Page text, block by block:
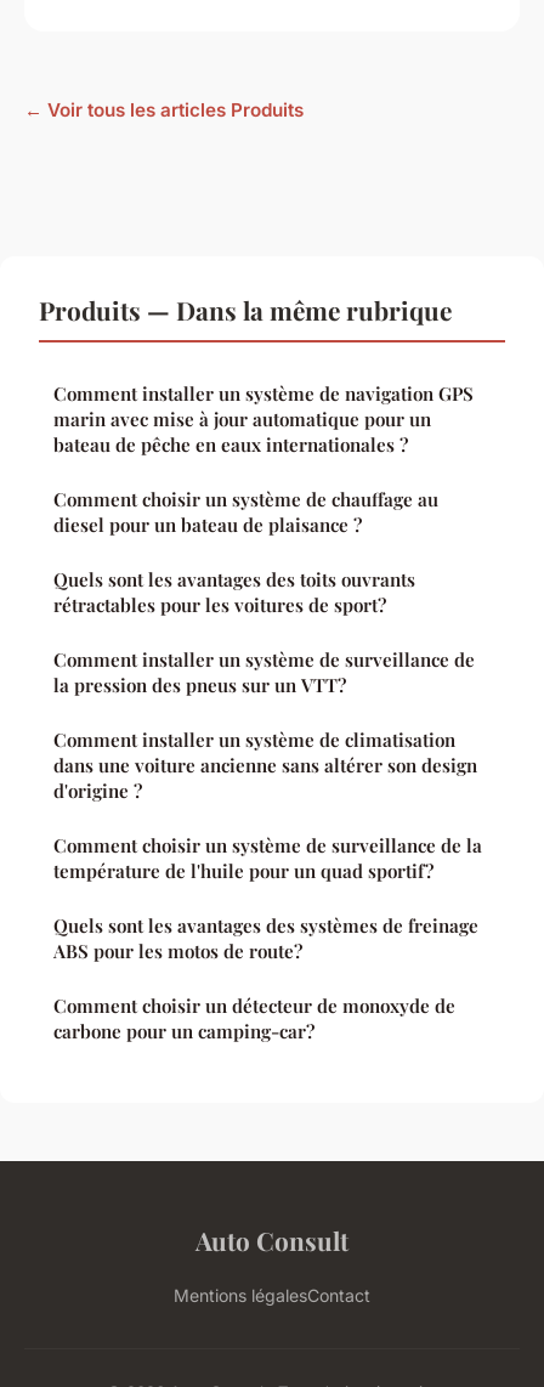
← Voir tous les articles Produits
Produits — Dans la même rubrique
Comment installer un système de navigation GPS
marin avec mise à jour automatique pour un
bateau de pêche en eaux internationales ?
Comment choisir un système de chauffage au
diesel pour un bateau de plaisance ?
Quels sont les avantages des toits ouvrants
rétractables pour les voitures de sport?
Comment installer un système de surveillance de
la pression des pneus sur un VTT?
Comment installer un système de climatisation
dans une voiture ancienne sans altérer son design
d'origine ?
Comment choisir un système de surveillance de la
température de l'huile pour un quad sportif?
Quels sont les avantages des systèmes de freinage
ABS pour les motos de route?
Comment choisir un détecteur de monoxyde de
carbone pour un camping-car?
Auto Consult
Mentions légalesContact